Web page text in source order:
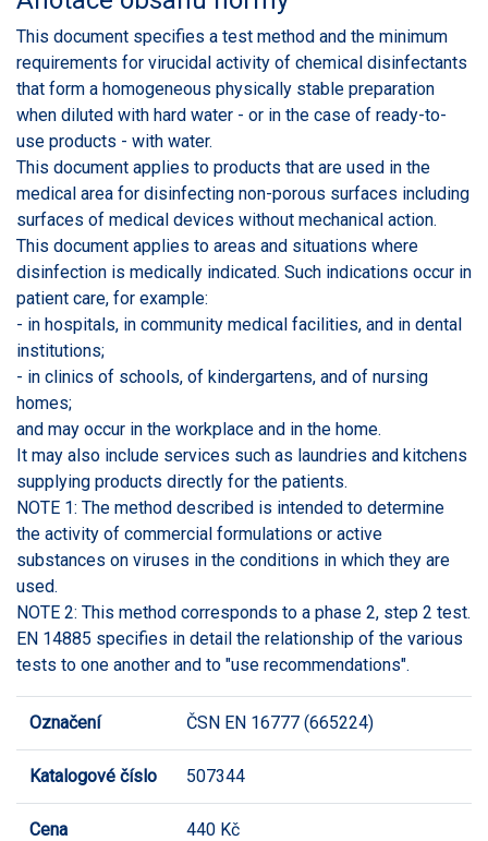
This document specifies a test method and the minimum
requirements for virucidal activity of chemical disinfectants
that form a homogeneous physically stable preparation
when diluted with hard water - or in the case of ready-to-
use products - with water.
This document applies to products that are used in the
medical area for disinfecting non-porous surfaces including
surfaces of medical devices without mechanical action.
This document applies to areas and situations where
disinfection is medically indicated. Such indications occur in
patient care, for example:
- in hospitals, in community medical facilities, and in dental
institutions;
- in clinics of schools, of kindergartens, and of nursing
homes;
and may occur in the workplace and in the home.
It may also include services such as laundries and kitchens
supplying products directly for the patients.
NOTE 1: The method described is intended to determine
the activity of commercial formulations or active
substances on viruses in the conditions in which they are
used.
NOTE 2: This method corresponds to a phase 2, step 2 test.
EN 14885 specifies in detail the relationship of the various
tests to one another and to "use recommendations".
Označení ČSN EN 16777 (665224)
Katalogové číslo 507344
Cena 440 Kč